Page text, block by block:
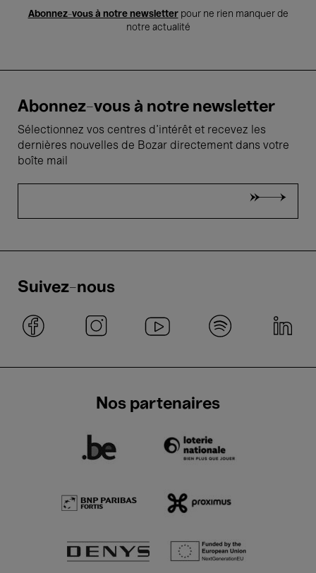
Abonnez-vous à notre newsletterpour ne rien manquer de
notre actualité
Abonnez-vous à notre newsletter
Sélectionnez vos centres d'intérêt et recevez les
dernières nouvelles de Bozar directement dans votre
boîte mail
Suivez-nous
Nos partenaires